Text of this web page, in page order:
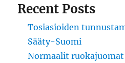
Recent Posts
Tosiasioiden
Sääty-Suomi
Normaalit ruokajuomat